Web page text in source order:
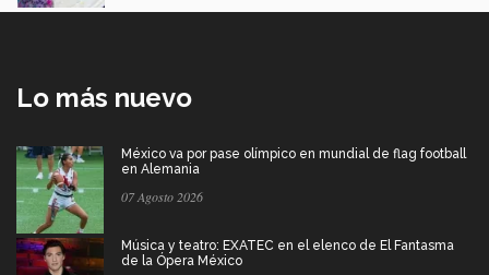
Lo más nuevo
México va por pase olímpico en mundial de flag football
en Alemania
07 Agosto 2026
Música y teatro: EXATEC en el elenco de El Fantasma
de la Ópera México